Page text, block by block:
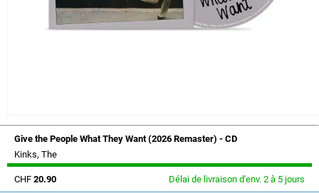
Give the People What They Want (2026 Remaster) - CD
Kinks, The
CHF 20.90 Délai de livraison d'env. 2 à 5 jours